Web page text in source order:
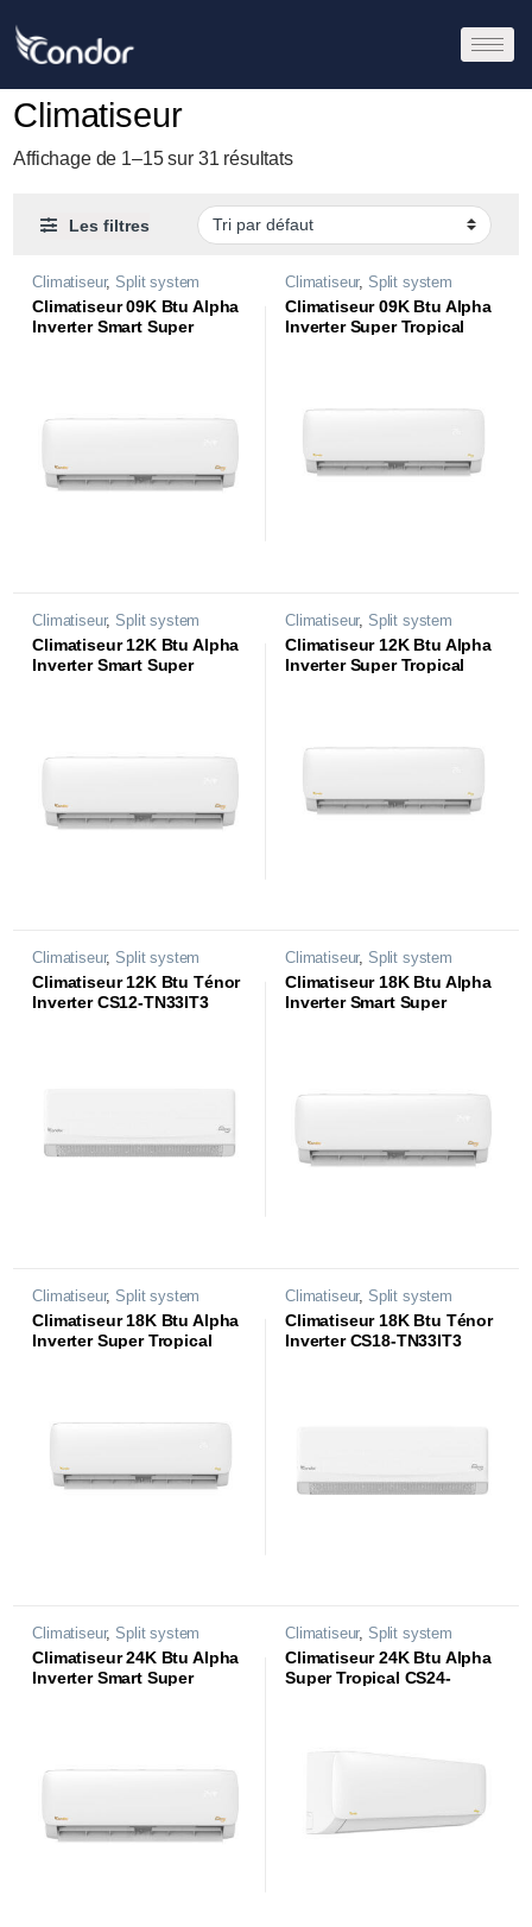
Climatiseur
Affichage de 1–15 sur 31 résultats
Les filtres
Climatiseur, Split system
Climatiseur 09K Btu Alpha
Inverter Smart Super
Climatiseur, Split system
Climatiseur 09K Btu Alpha
Inverter Super Tropical
Climatiseur, Split system
Climatiseur 12K Btu Alpha
Inverter Smart Super
Climatiseur, Split system
Climatiseur 12K Btu Alpha
Inverter Super Tropical
Climatiseur, Split system
Climatiseur 12K Btu Ténor
Inverter CS12-TN33IT3
Climatiseur, Split system
Climatiseur 18K Btu Alpha
Inverter Smart Super
Climatiseur, Split system
Climatiseur 18K Btu Alpha
Inverter Super Tropical
Climatiseur, Split system
Climatiseur 18K Btu Ténor
Inverter CS18-TN33IT3
Climatiseur, Split system
Climatiseur 24K Btu Alpha
Inverter Smart Super
Climatiseur, Split system
Climatiseur 24K Btu Alpha
Super Tropical CS24-